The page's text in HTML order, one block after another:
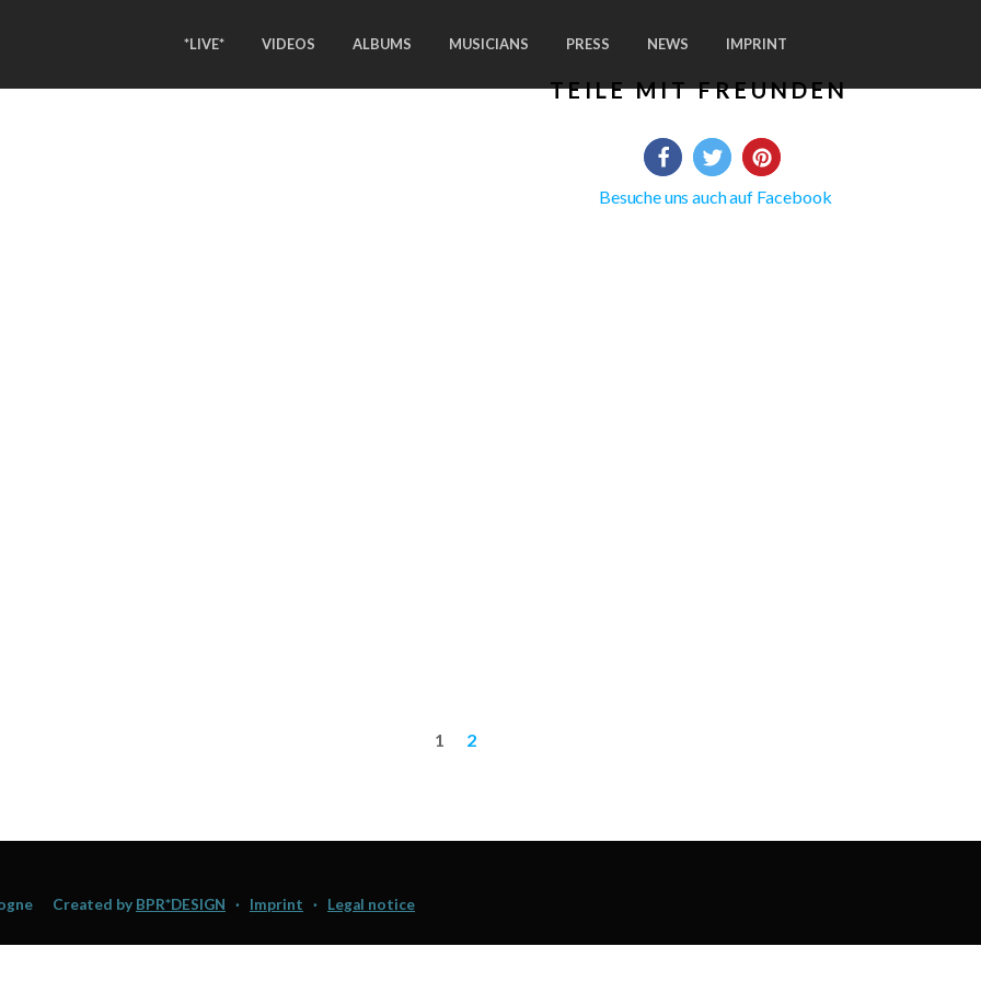
*LIVE* VIDEOS ALBUMS MUSICIANS PRESS NEWS IMPRINT
1 2
TEILE MIT FREUNDEN
Besuche uns auch auf Facebook
Created by BPR*DESIGN · Imprint · Legal notice